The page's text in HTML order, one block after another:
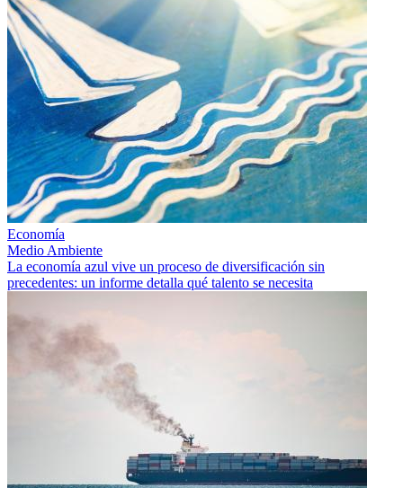
Economía
Medio Ambiente
La economía azul vive un proceso de diversificación sin
precedentes: un informe detalla qué talento se necesita